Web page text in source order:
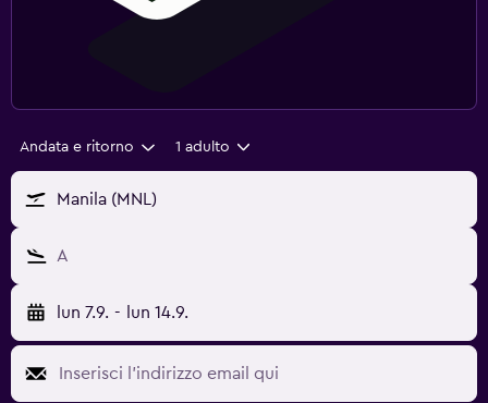
Andata e ritorno 1 adulto
Manila (MNL)
A
lun 7.9. - lun 14.9.